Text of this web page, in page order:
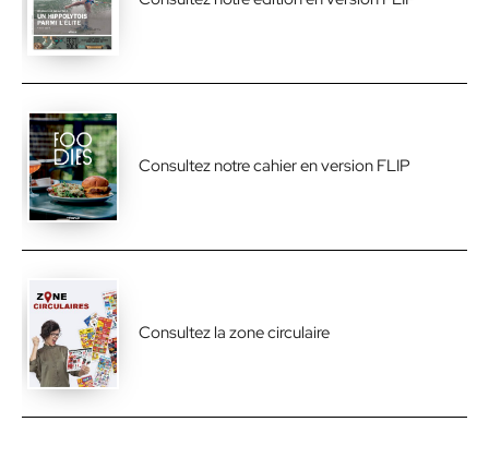
Consultez notre cahier en version FLIP
Consultez la zone circulaire